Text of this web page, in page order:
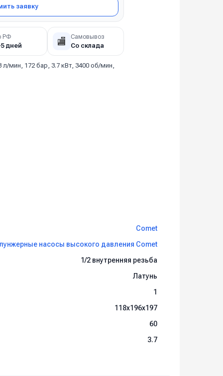
заявку
РФ
дней 🏬 Самовывоз
Со склада
л/мин, 172 бар, 3.7 кВт, 3400 об/мин,
Comet
насосы высокого давления Comet
1/2 внутренняя резьба
Латунь
1
118x196x197
60
3.7